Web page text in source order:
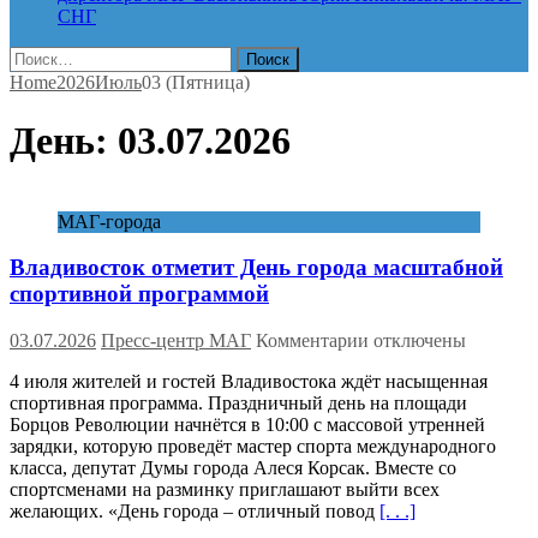
СНГ
Найти:
Home2026Июль03 (Пятница)
День: 03.07.2026
МАГ-города
Владивосток отметит День города масштабной
спортивной программой
03.07.2026 Пресс-центр МАГ Комментарии к
Владивосток
отметит
День
города
масштабной
спортивной
программой
отключены
4 июля жителей и гостей Владивостока ждёт насыщенная
спортивная программа. Праздничный день на площади
Борцов Революции начнётся в 10:00 с массовой утренней
зарядки, которую проведёт мастер спорта международного
класса, депутат Думы города Алеся Корсак. Вместе со
спортсменами на разминку приглашают выйти всех
желающих. «День города – отличный повод [. . .]